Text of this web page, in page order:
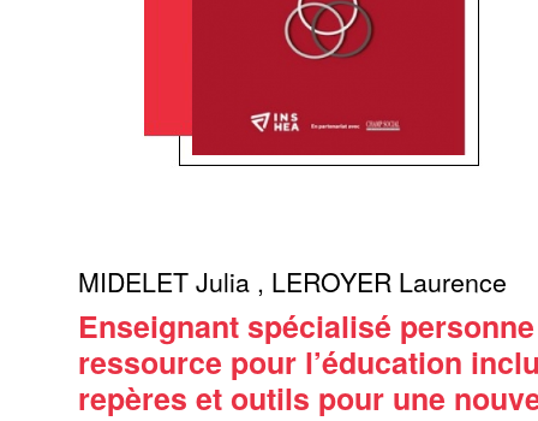
MIDELET Julia , LEROYER Laurence
Enseignant spécialisé personne
ressource pour l’éducation
repères et outils pour une